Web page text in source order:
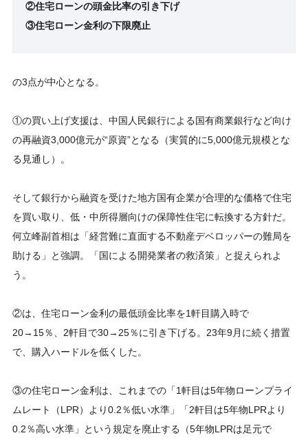
②住宅ローンの頭金比率の引き下げ
③住宅ローン金利の下限廃止
の3点が中心となる。
①の買い上げ支援は、中国人民銀行による国有商業銀行など向け
の再融資3,000億元が“原資”となる（実質的に5,000億元規模とな
る見通し）。
そして銀行から融資を受けた地方国有企業が合理的な価格で住宅
を買い取り、低・中所得層向けの保障性住宅に転換する方針だ。
何立峰副首相は「経営難に直面する不動産デベロッパーの難局を
助ける」と強調。「国による開発業者の救済策」と捉えられよ
う。
②は、住宅ローン金利の最低頭金比率を1軒目購入時で
20→15％、2軒目で30→25％に引き下げる。23年9月に続く措置
で、購入ハードルを低くした。
③の住宅ローン金利は、これまでの「1軒目は5年物ローンプライ
ムレート（LPR）より0.2％低い水準」「2軒目は5年物LPRより
0.2％高い水準」という規定を廃止する（5年物LPRは足元で